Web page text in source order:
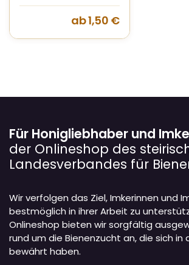
ab1,50 €
Für Honigliebhaber und
der Onlineshop des
Landesverbandes für
Wir verfolgen das Ziel, Imkerinnen und
bestmöglich in ihrer Arbeit zu
Onlineshop bieten wir sorgfältig
rund um die Bienenzucht an, die sich in
bewährt haben.